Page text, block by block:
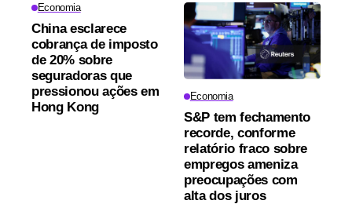
Economia
China esclarece
cobrança de imposto
de 20% sobre
seguradoras que
pressionou ações em
Hong Kong
Economia
S&P tem fechamento
recorde, conforme
relatório fraco sobre
empregos ameniza
preocupações com
alta dos juros